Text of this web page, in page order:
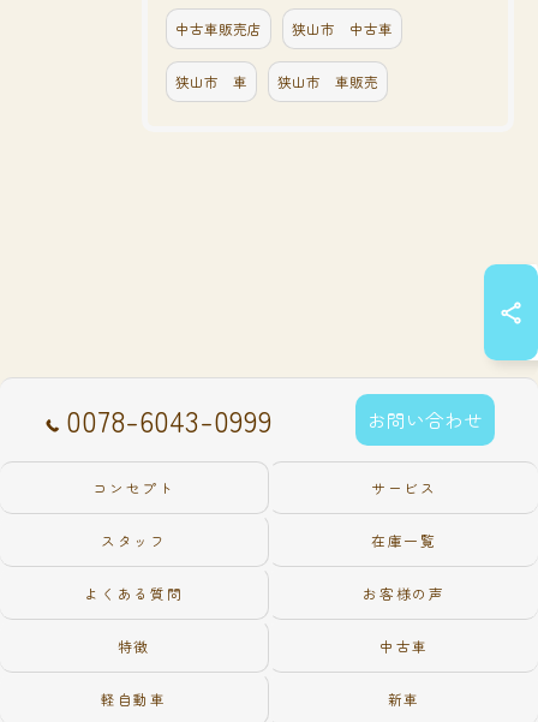
中古車販売店 狭山市 中古車
狭山市 車 狭山市 車販売
0078-6043-0999 お問い合わせ
コンセプト サービス
スタッフ 在庫一覧
よくある質問 お客様の声
特徴 中古車
軽自動車 新車